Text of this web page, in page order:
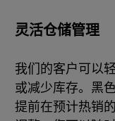
灵活仓储管理
我们的客户可以
或减少库存。黑
提前在预计热销